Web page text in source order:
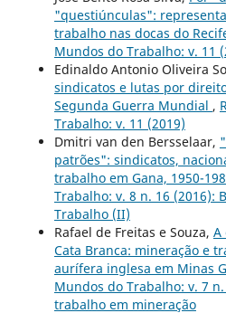
"questiúnculas":
trabalho nas docas do
Mundos do Trabalho: v. 11
Edinaldo Antonio Oliveira
sindicatos e lutas por
Segunda Guerra Mundial ,
Trabalho: v. 11 (2019)
Dmitri van den Bersselaar,
patrões": sindicatos,
trabalho em Gana, 1950-
Trabalho: v. 8 n. 16 (2016):
Trabalho (II)
Rafael de Freitas e Souza, A
Cata Branca: mineração e
aurífera inglesa em Minas
Mundos do Trabalho: v. 7
trabalho em mineração